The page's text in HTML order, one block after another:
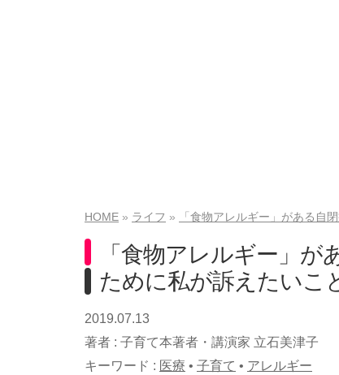
HOME ライフ 「食物アレルギー」がある自
「食物アレルギー」が
ために私が訴えたいこ
2019.07.13
著者 : 子育て本著者・講演家 立石美津子
キーワード : 医療 • 子育て • アレルギー